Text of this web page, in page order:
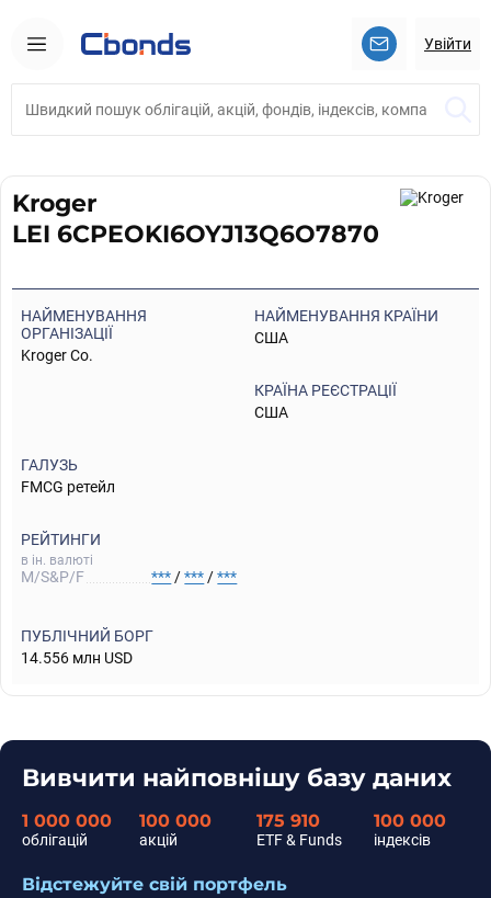
Увійти
Kroger
LEI 6CPEOKI6OYJ13Q6O7870
НАЙМЕНУВАННЯ
ОРГАНІЗАЦІЇ
Kroger Co.
НАЙМЕНУВАННЯ КРАЇНИ
США
КРАЇНА РЕЄСТРАЦІЇ
США
ГАЛУЗЬ
FMCG ретейл
РЕЙТИНГИ
в ін. валюті
M/S&P/F *** /*** /***
ПУБЛІЧНИЙ БОРГ
14.556 млн USD
Вивчити найповнішу базу даних
1 000 000
облігацій
100 000
акцій
175 910
ETF & Funds
100 000
індексів
Відстежуйте свій портфель